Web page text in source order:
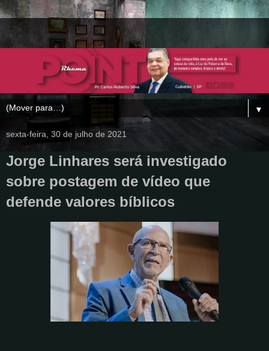
▼
sexta-feira, 30 de julho de 2021
Jorge Linhares será investigado
sobre postagem de vídeo que
defende valores bíblicos